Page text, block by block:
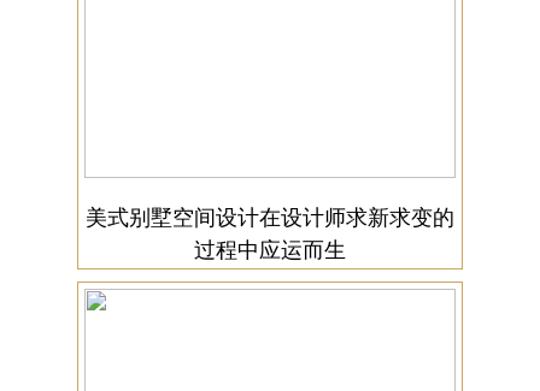
美式别墅空间设计在设计师求新求变的
过程中应运而生